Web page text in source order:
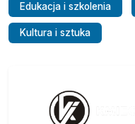
Edukacja i szkolenia
Kultura i sztuka